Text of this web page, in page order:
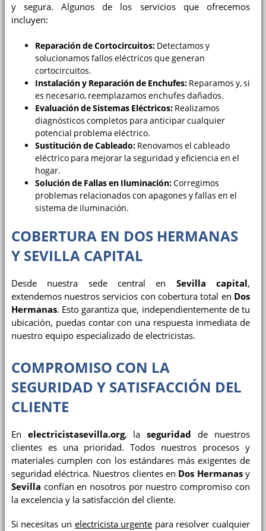
y segura. Algunos de los servicios que ofrecemos
incluyen:
Reparación de Cortocircuitos:Detectamos y
solucionamos fallos eléctricos que generan
cortocircuitos.
Instalación y Reparación de Enchufes:Reparamos y, si
es necesario, reemplazamos enchufes dañados.
Evaluación de Sistemas Eléctricos:Realizamos
diagnósticos completos para anticipar cualquier
potencial problema eléctrico.
Sustitución de Cableado:Renovamos el cableado
eléctrico para mejorar la seguridad y eficiencia en el
hogar.
Solución de Fallas en Iluminación:Corregimos
problemas relacionados con apagones y fallas en el
sistema de iluminación.
COBERTURA EN DOS HERMANAS
Y SEVILLA CAPITAL
Desde nuestra sede central en Sevilla capital,
extendemos nuestros servicios con cobertura total en Dos
Hermanas. Esto garantiza que, independientemente de tu
ubicación, puedas contar con una respuesta inmediata de
nuestro equipo especializado de electricistas.
COMPROMISO CON LA
SEGURIDAD Y SATISFACCIÓN DEL
CLIENTE
En electricistasevilla.org, laseguridad de nuestros
clientes es una prioridad. Todos nuestros procesos y
materiales cumplen con los estándares más exigentes de
seguridad eléctrica. Nuestros clientes en Dos Hermanasy
Sevilla confían en nosotros por nuestro compromiso con
la excelencia y la satisfacción del cliente.
Si necesitas un electricista urgente para resolver cualquier